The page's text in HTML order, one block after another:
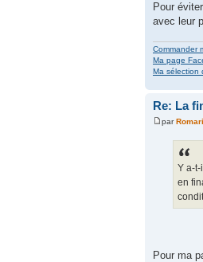
Pour
avec leur
Commander
Ma page
Ma sélection
Re: La
par
Y a-
en
Pour ma